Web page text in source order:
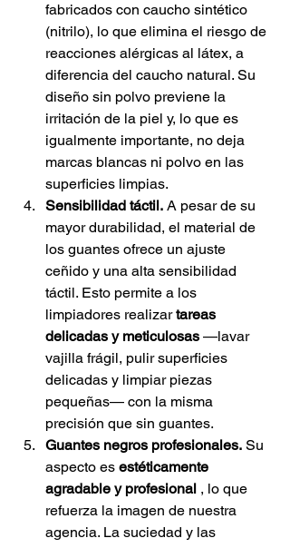
fabricados con caucho sintético
(nitrilo), lo que elimina el riesgo de
reacciones alérgicas al látex, a
diferencia del caucho natural. Su
diseño sin polvo previene la
irritación de la piel y, lo que es
igualmente importante, no deja
marcas blancas ni polvo en las
superficies limpias.
Sensibilidad táctil. A pesar de su
mayor durabilidad, el material de
los guantes ofrece un ajuste
ceñido y una alta sensibilidad
táctil. Esto permite a los
limpiadores realizar tareas
delicadas y meticulosas —lavar
vajilla frágil, pulir superficies
delicadas y limpiar piezas
pequeñas— con la misma
precisión que sin guantes.
Guantes negros profesionales. Su
aspecto es estéticamente
agradable y profesional , lo que
refuerza la imagen de nuestra
agencia. La suciedad y las